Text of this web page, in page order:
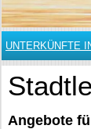
UNTERKÜNFTE
Angebote